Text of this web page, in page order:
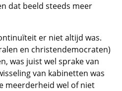
dat beeld steeds meer
er niet altijd was.
en christendemocraten)
was juist wel sprake van
van kabinetten was
meerderheid wel of niet